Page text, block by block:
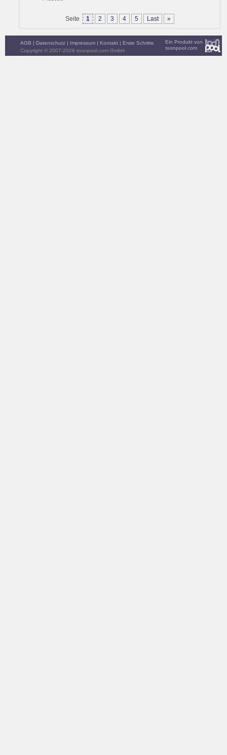
Seite 1 2 3 4 5 Last »
Ein Produkt von
toonpool.com
AGB | Datenschutz | Impressum | Kontakt | Erste Schritte
Copyright © 2007-2026 toonpool.com GmbH